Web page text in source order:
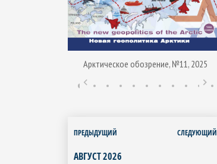
Арктическое обозрение, №11, 2025
ПРЕДЫДУЩИЙ СЛЕДУЮЩИЙ
АВГУСТ2026